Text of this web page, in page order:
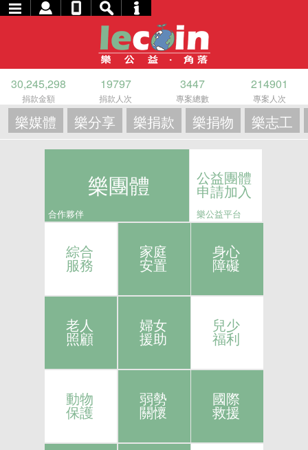
30,245,298
捐款金額
19797
捐款人次
3447
專案總數
214901
專案人次
樂媒體 樂分享 樂捐款 樂捐物 樂志工
樂團體
合作夥伴
公益團體
申請加入
樂公益平台
綜合
服務
家庭
安置
身心
障礙
老人
照顧
婦女
援助
兒少
福利
動物
保護
弱勢
關懷
國際
救援